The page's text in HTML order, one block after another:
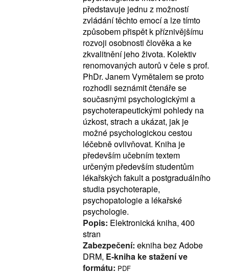
představuje jednu z možností
zvládání těchto emocí a lze tímto
způsobem přispět k příznivějšímu
rozvoji osobnosti člověka a ke
zkvalitnění jeho života. Kolektiv
renomovaných autorů v čele s prof.
PhDr. Janem Vymětalem se proto
rozhodli seznámit čtenáře se
současnými psychologickými a
psychoterapeutickými pohledy na
úzkost, strach a ukázat, jak je
možné psychologickou cestou
léčebně ovlivňovat. Kniha je
především učebním textem
určeným především studentům
lékařských fakult a postgraduálního
studia psychoterapie,
psychopatologie a lékařské
psychologie.
Popis: Elektronická kniha, 400
stran
Zabezpečení: ekniha bez Adobe
DRM, E-kniha ke stažení ve
formátu: PDF